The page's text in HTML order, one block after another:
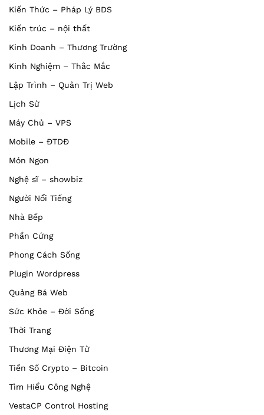
Kiến Thức – Pháp Lý BDS
Kiến trúc – nội thất
Kinh Doanh – Thương Trường
Kinh Nghiệm – Thắc Mắc
Lập Trình – Quản Trị Web
Lịch Sử
Máy Chủ – VPS
Mobile – ĐTDĐ
Món Ngon
Nghệ sĩ – showbiz
Người Nổi Tiếng
Nhà Bếp
Phần Cứng
Phong Cách Sống
Plugin Wordpress
Quảng Bá Web
Sức Khỏe – Đời Sống
Thời Trang
Thương Mại Điện Tử
Tiền Số Crypto – Bitcoin
Tìm Hiểu Công Nghệ
VestaCP Control Hosting